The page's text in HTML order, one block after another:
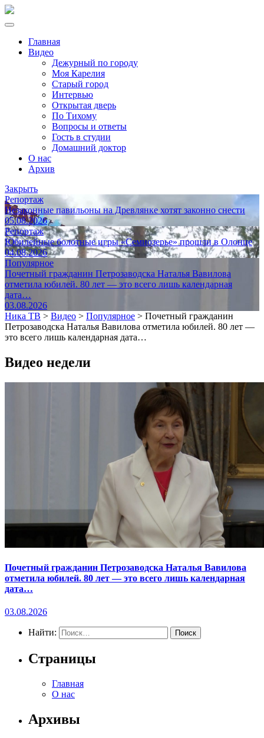
Главная
Видео
Дежурный по городу
Моя Карелия
Старый город
Интервью
Открытая дверь
По Тихому
Вопросы и ответы
Гость в студии
Домашний доктор
О нас
Архив
Закрыть
Репортаж
Незаконные павильоны на Древлянке хотят законно снести
05.08.2026
Репортаж
Юбилейные болотные игры «Семиозерье» прошли в Олонце
04.08.2026
Популярное
Почетный гражданин Петрозаводска Наталья Вавилова
отметила юбилей. 80 лет — это всего лишь календарная
дата…
03.08.2026
Ника ТВ > Видео > Популярное > Почетный гражданин
Петрозаводска Наталья Вавилова отметила юбилей. 80 лет —
это всего лишь календарная дата…
Видео недели
Почетный гражданин Петрозаводска Наталья Вавилова
отметила юбилей. 80 лет — это всего лишь календарная
дата…
03.08.2026
Найти:
Страницы
Главная
О нас
Архивы